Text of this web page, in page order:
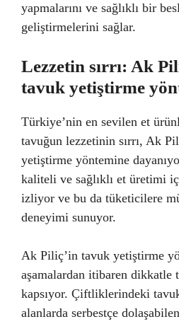
yapmalarını ve sağlıklı bir
geliştirmelerini sağlar.
Lezzetin sırrı: Ak
tavuk yetiştirme
Türkiye’nin en sevilen et
tavuğun lezzetinin sırrı, Ak
yetiştirme yöntemine
kaliteli ve sağlıklı et üretimi
izliyor ve bu da tüketicilere
deneyimi sunuyor.
Ak Piliç’in tavuk yetiştirme
aşamalardan itibaren dikkatle
kapsıyor. Çiftliklerindeki
alanlarda serbestçe